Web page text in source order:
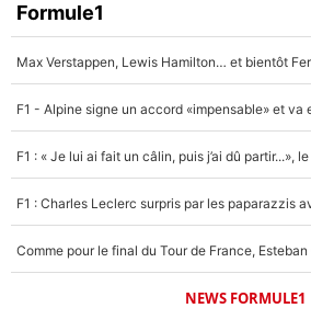
Formule1
NEWS FORMULE1